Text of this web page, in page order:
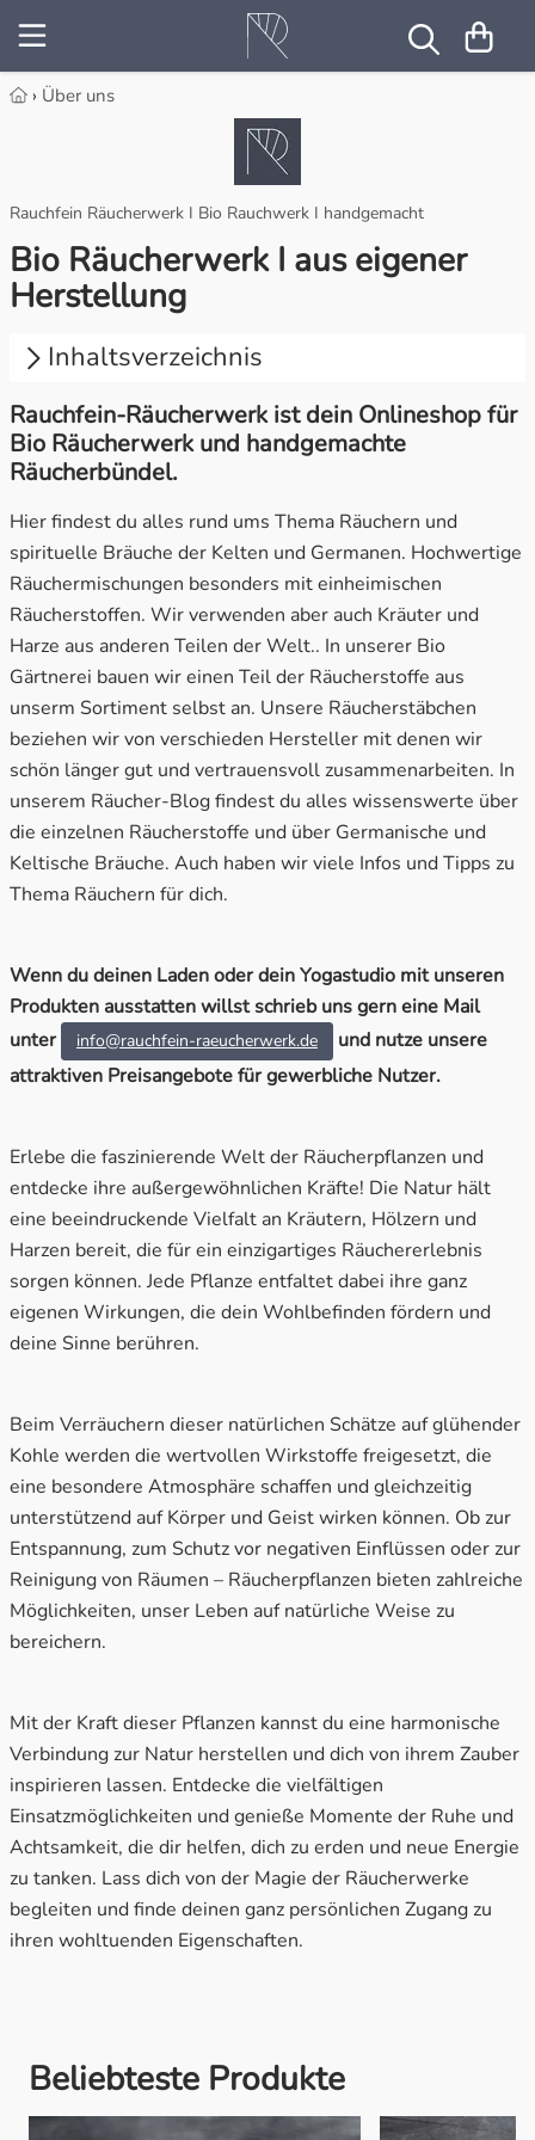
› Über uns
Rauchfein Räucherwerk I Bio Rauchwerk I handgemacht
Bio Räucherwerk I aus eigener
Herstellung
Inhaltsverzeichnis
1. Rauchfein-Räucherwerk ist dein Onlineshop
für Bio Räucherwerk und handgemachte
Räucherbündel.
Rauchfein-Räucherwerk ist dein Onlineshop für
Bio Räucherwerk und handgemachte
Räucherbündel.
Hier findest du alles rund ums Thema Räuchern und
spirituelle Bräuche der Kelten und Germanen. Hochwertige
Räuchermischungen besonders mit einheimischen
Räucherstoffen. Wir verwenden aber auch Kräuter und
Harze aus anderen Teilen der Welt.. In unserer Bio
Gärtnerei bauen wir einen Teil der Räucherstoffe aus
unserm Sortiment selbst an. Unsere Räucherstäbchen
beziehen wir von verschieden Hersteller mit denen wir
schön länger gut und vertrauensvoll zusammenarbeiten. In
unserem Räucher-Blog findest du alles wissenswerte über
die einzelnen Räucherstoffe und über Germanische und
Keltische Bräuche. Auch haben wir viele Infos und Tipps zu
Thema Räuchern für dich.
Wenn du deinen Laden oder dein Yogastudio mit unseren
Produkten ausstatten willst schrieb uns gern eine Mail
unter
info@rauchfein-raeucherwerk.de
und nutze unsere
attraktiven Preisangebote für gewerbliche Nutzer.
Erlebe die faszinierende Welt der Räucherpflanzen und
entdecke ihre außergewöhnlichen Kräfte! Die Natur hält
eine beeindruckende Vielfalt an Kräutern, Hölzern und
Harzen bereit, die für ein einzigartiges Räuchererlebnis
sorgen können. Jede Pflanze entfaltet dabei ihre ganz
eigenen Wirkungen, die dein Wohlbefinden fördern und
deine Sinne berühren.
Beim Verräuchern dieser natürlichen Schätze auf glühender
Kohle werden die wertvollen Wirkstoffe freigesetzt, die
eine besondere Atmosphäre schaffen und gleichzeitig
unterstützend auf Körper und Geist wirken können. Ob zur
Entspannung, zum Schutz vor negativen Einflüssen oder zur
Reinigung von Räumen – Räucherpflanzen bieten zahlreiche
Möglichkeiten, unser Leben auf natürliche Weise zu
bereichern.
Mit der Kraft dieser Pflanzen kannst du eine harmonische
Verbindung zur Natur herstellen und dich von ihrem Zauber
inspirieren lassen. Entdecke die vielfältigen
Einsatzmöglichkeiten und genieße Momente der Ruhe und
Achtsamkeit, die dir helfen, dich zu erden und neue Energie
zu tanken. Lass dich von der Magie der Räucherwerke
begleiten und finde deinen ganz persönlichen Zugang zu
ihren wohltuenden Eigenschaften.
Beliebteste Produkte
NEU
Imbolc
Beltane
Litha
Samhain
Yule
Anlässe & Rituale
Haus & Wohnung ausräuchern
Anregend & Aktivierend
Energie & Tatkraft
Heilung & Segnung
Innere Kraft & Stärkung
Konzentration & Erfolg
Lebenskraft & Lebensfreude
Leichtigkeit & Ausgeglichenheit
Lichtkraft & Geisterabwehr
Liebe & Leidenschaft
Ruhe & Frieden
Schutz & Geborgenheit
Wärme & Harmonie
Räucherstoffe
Räucherharze
Räucherkräuter
Räucherwurzeln
Räuchersets
Räucherstäbchen
Räucherzubehör
Duftöle
Adventskalender
Rauhnächte
5 Rauhnächte Rituale
Die 12 Rauhnächte
Energieräucherung
Julfest
Keltische Jahreskreisfeste
Litha
Lughnasadh
Ostara